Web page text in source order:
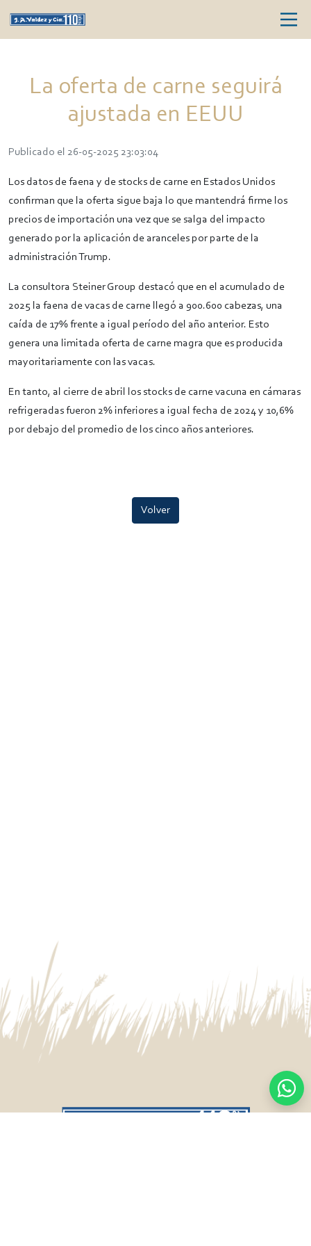
La oferta de carne seguirá
ajustada en EEUU
Publicado el 26-05-2025 23:03:04
Los datos de faena y de stocks de carne en Estados Unidos
confirman que la oferta sigue baja lo que mantendrá firme los
precios de importación una vez que se salga del impacto
generado por la aplicación de aranceles por parte de la
administración Trump.
La consultora Steiner Group destacó que en el acumulado de
2025 la faena de vacas de carne llegó a 900.600 cabezas, una
caída de 17% frente a igual período del año anterior. Esto
genera una limitada oferta de carne magra que es producida
mayoritariamente con las vacas.
En tanto, al cierre de abril los stocks de carne vacuna en cámaras
refrigeradas fueron 2% inferiores a igual fecha de 2024 y 10,6%
por debajo del promedio de los cinco años anteriores.
Volver